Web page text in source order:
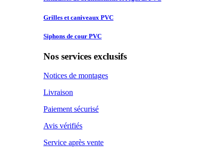
Grilles et caniveaux PVC
Siphons de cour PVC
Nos services exclusifs
Notices de montages
Livraison
Paiement sécurisé
Avis vérifiés
Service après vente